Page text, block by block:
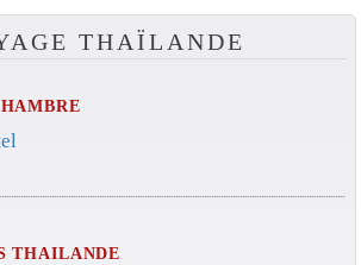
THAÏLANDE
THAILANDE